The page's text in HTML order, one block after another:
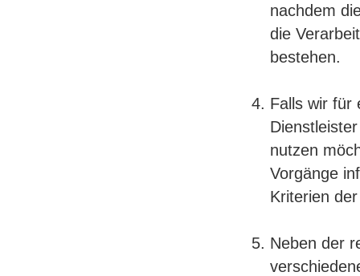
nachdem
die
bestehen.
Falls wir für
nutzen
Vorgänge
Kriterien
Neben der